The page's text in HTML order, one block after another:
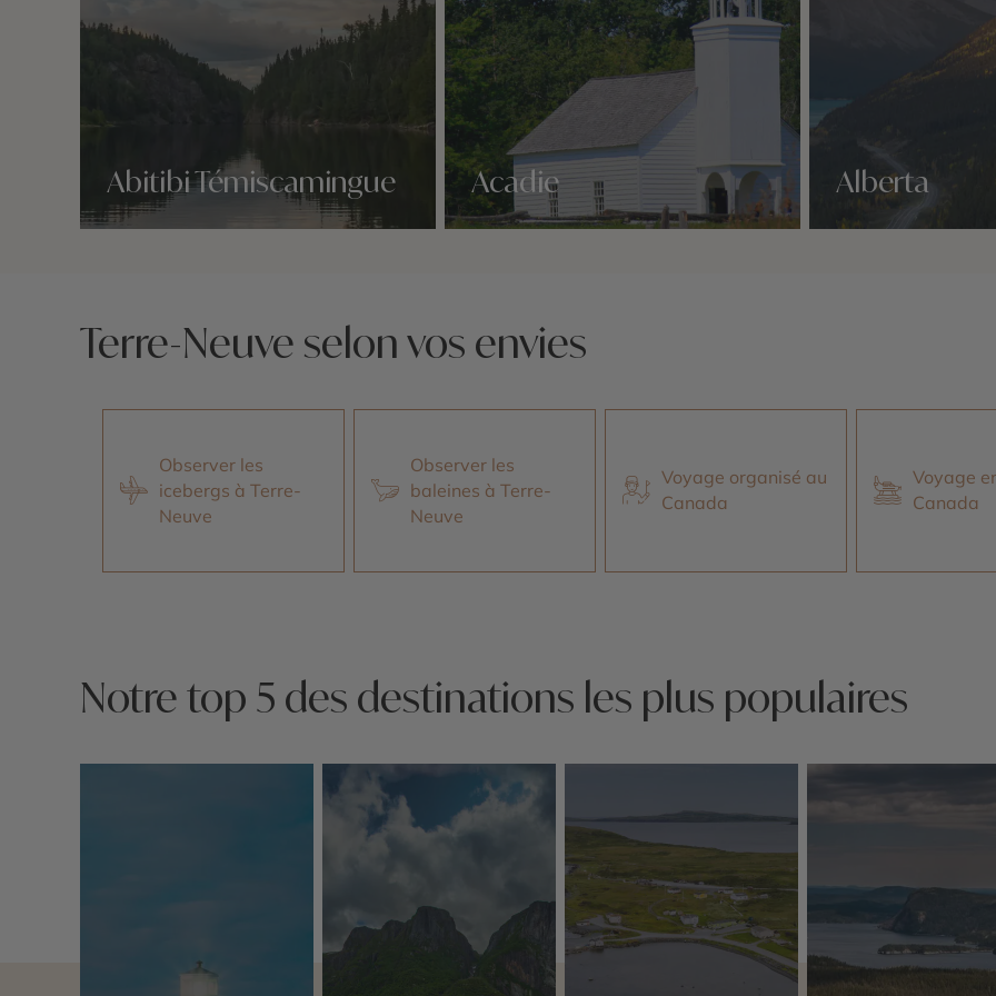
Abitibi Témiscamingue Acadie Alberta
Terre-Neuve selon vos envies
Observer les
icebergs à Terre-
Neuve
Observer les
baleines à Terre-
Neuve
Voyage organisé au
Canada
Voyage
Canada
Notre top 5 des destinations les plus populaires